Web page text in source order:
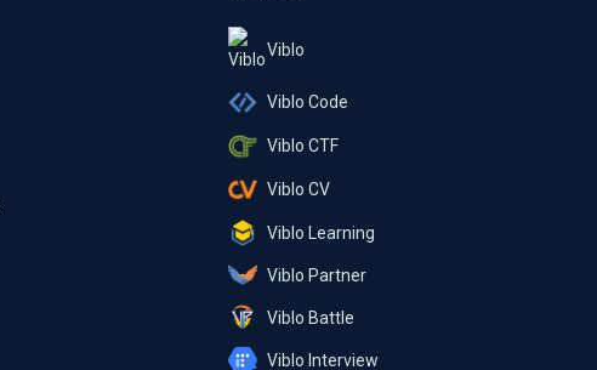
Viblo
Viblo Code
Viblo CTF
Viblo CV
Viblo Learning
Viblo Partner
Viblo Battle
Viblo Interview